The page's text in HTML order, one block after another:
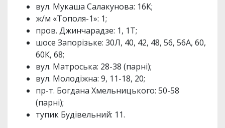
вул. Мукаша Салакунова: 16К;
ж/м «Тополя-1»: 1;
пров. Джинчарадзе: 1, 1Т;
шосе Запорізьке: 30Л, 40, 42, 48, 56, 56А, 60,
60К, 68;
вул. Матроська: 28-38 (парні);
вул. Молодіжна: 9, 11-18, 20;
пр-т. Богдана Хмельницького: 50-58
(парні);
тупик Будівельний: 11.